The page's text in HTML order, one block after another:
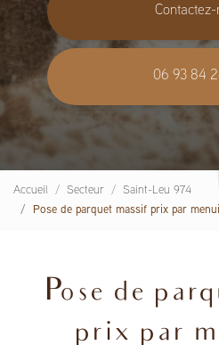
Contactez-
06 93 84
Accueil Secteur
Saint-Leu 974
Pose de parquet massif prix par
Pose de
prix par